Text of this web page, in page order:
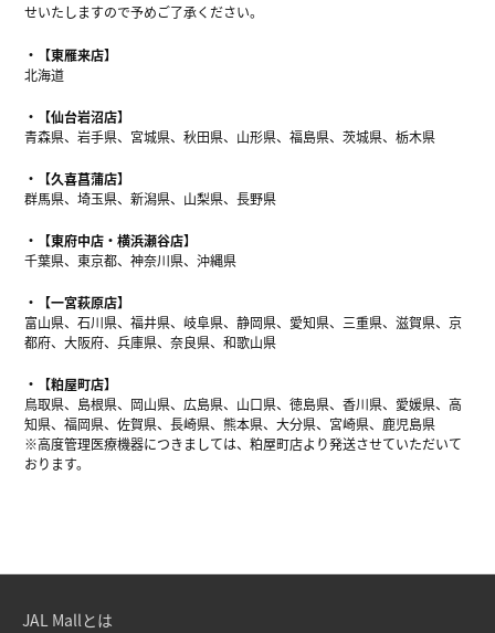
せいたしますので予めご了承ください。
【東雁来店】
北海道
【仙台岩沼店】
青森県、岩手県、宮城県、秋田県、山形県、福島県、茨城県、栃木県
【久喜菖蒲店】
群馬県、埼玉県、新潟県、山梨県、長野県
【東府中店・横浜瀬谷店】
千葉県、東京都、神奈川県、沖縄県
【一宮萩原店】
富山県、石川県、福井県、岐阜県、静岡県、愛知県、三重県、滋賀県、京
都府、大阪府、兵庫県、奈良県、和歌山県
【粕屋町店】
鳥取県、島根県、岡山県、広島県、山口県、徳島県、香川県、愛媛県、高
知県、福岡県、佐賀県、長崎県、熊本県、大分県、宮崎県、鹿児島県
※高度管理医療機器につきましては、粕屋町店より発送させていただいて
おります。
JAL Mallとは